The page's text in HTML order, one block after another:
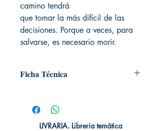
camino tendrá
que tomar la más difícil de las
decisiones. Porque a veces, para
salvarse, es necesario morir.
Ficha Técnica
Editorial: MONTENA
Idioma: Castellano
Encuadernación: Tapa blanda
LIVRARIA. Libreria temática